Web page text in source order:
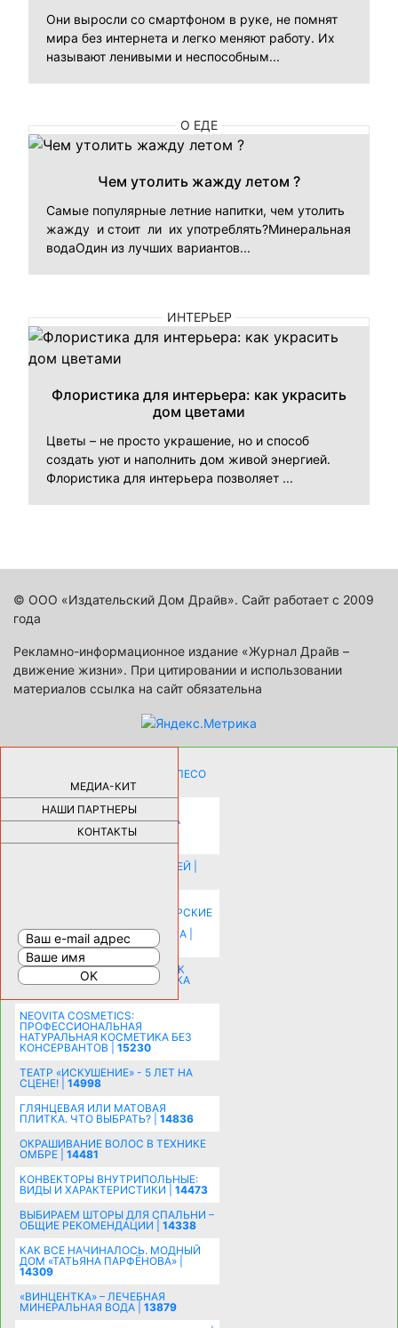
Они выросли со смартфоном в руке, не помнят
мира без интернета и легко меняют работу. Их
называют ленивыми и неспособным...
О ЕДЕ
Чем утолить жажду летом ?
Самые популярные летние напитки, чем утолить
жажду и стоит ли их употреблять?Минеральная
водаОдин из лучших вариантов...
ИНТЕРЬЕР
Флористика для интерьера: как украсить
дом цветами
Цветы – не просто украшение, но и способ
создать уют и наполнить дом живой энергией.
Флористика для интерьера позволяет ...
© ООО «Издательский Дом Драйв». Сайт работает с 2009
года
Рекламно-информационное издание «Журнал Драйв –
движение жизни». При цитировании и использовании
материалов ссылка на сайт обязательна
МЕДИА-КИТ
НАШИ ПАРТНЕРЫ
КОНТАКТЫ
КАК ДЕВУШКЕ ПОМЕНЯТЬ КОЛЕСО
НА АВТОМОБИЛЕ |69183
НОВЫЕ РАЗРАБОТКИ ДЛЯ
ОЗДОРОВЛЕНИЯ ОРГАНИЗМА
ПЛАТФОРМА ШУМАННА 3Д И
КАПСУЛА ЗДОРОВЬЯ |28291
ИСТОРИЯ НАКЛАДНЫХ НОГТЕЙ |
КОМНАТУ: ХИТРЫЕ ДИЗАЙНЕРСКИЕ
РАСШИРЕНИЯ ПРОСТРАНСТВА |
16200
СОБИРАЕМСЯ НА ПРАЗДНИК К
МОЛОДОЖЕНАМ: ПОДГОТОВКА
NEOVITA COSMETICS:
ПРОФЕССИОНАЛЬНАЯ
НАТУРАЛЬНАЯ КОСМЕТИКА БЕЗ
КОНСЕРВАНТОВ | 15230
ТЕАТР «ИСКУШЕНИЕ» - 5 ЛЕТ НА
СЦЕНЕ! | 14998
ГЛЯНЦЕВАЯ ИЛИ МАТОВАЯ
ПЛИТКА. ЧТО ВЫБРАТЬ? | 14836
ОКРАШИВАНИЕ ВОЛОС В ТЕХНИКЕ
ОМБРЕ | 14481
КОНВЕКТОРЫ ВНУТРИПОЛЬНЫЕ:
ВИДЫ И ХАРАКТЕРИСТИКИ | 14473
ВЫБИРАЕМ ШТОРЫ ДЛЯ СПАЛЬНИ –
ОБЩИЕ РЕКОМЕНДАЦИИ | 14338
КАК ВСЕ НАЧИНАЛОСЬ. МОДНЫЙ
ДОМ «ТАТЬЯНА ПАРФЁНОВА» |
14309
«ВИНЦЕНТКА» – ЛЕЧЕБНАЯ
МИНЕРАЛЬНАЯ ВОДА | 13879